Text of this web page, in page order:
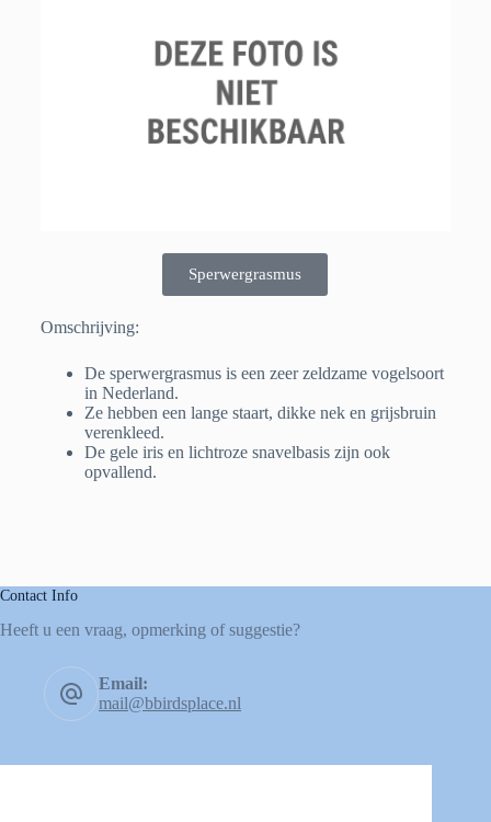
Sperwergrasmus
Omschrijving:
De sperwergrasmus is een zeer zeldzame vogelsoort
in Nederland.
Ze hebben een lange staart, dikke nek en grijsbruin
verenkleed.
De gele iris en lichtroze snavelbasis zijn ook
opvallend.
Contact Info
Heeft u een vraag, opmerking of suggestie?
Email:
mail@bbirdsplace.nl